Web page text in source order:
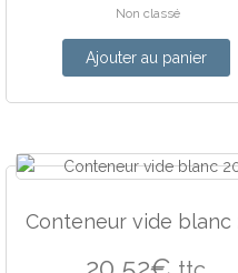
Non classé
Ajouter au panier
Conteneur vide blanc